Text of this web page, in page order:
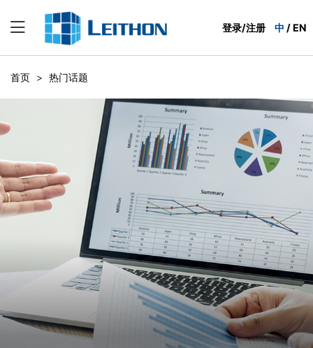
登录/注册 中 / EN
首页 > 热门话题